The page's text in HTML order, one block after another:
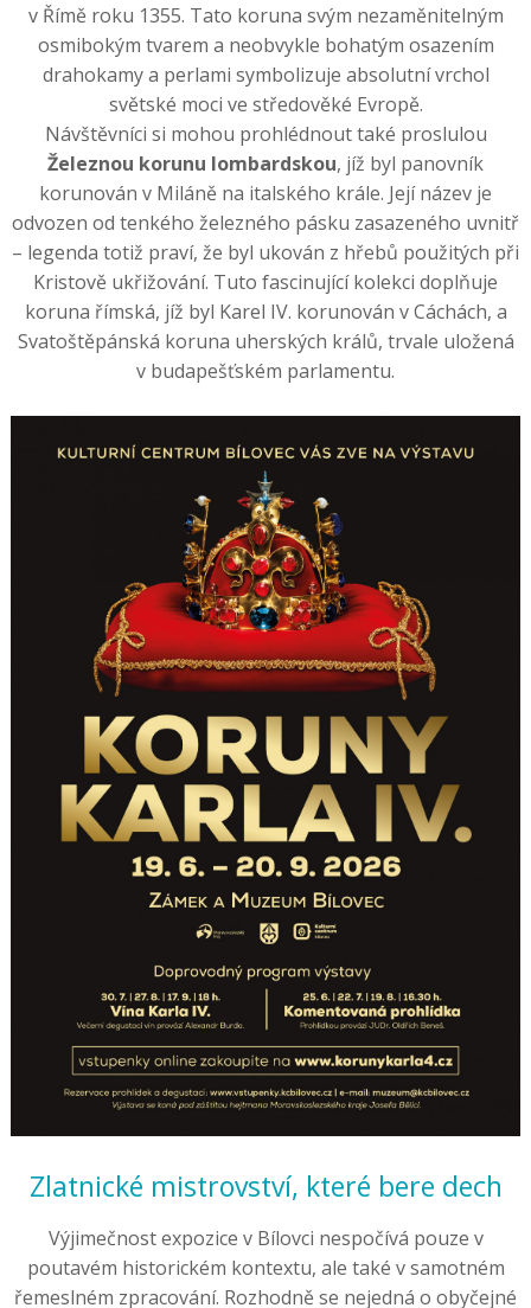
v Římě roku 1355. Tato koruna svým nezaměnitelným
osmibokým tvarem a neobvykle bohatým osazením
drahokamy a perlami symbolizuje absolutní vrchol
světské moci ve středověké Evropě.
Návštěvníci si mohou prohlédnout také proslulou
Železnou korunu lombardskou, jíž byl panovník
korunován v Miláně na italského krále. Její název je
odvozen od tenkého železného pásku zasazeného uvnitř
– legenda totiž praví, že byl ukován z hřebů použitých při
Kristově ukřižování. Tuto fascinující kolekci doplňuje
koruna římská, jíž byl Karel IV. korunován v Cáchách, a
Svatoštěpánská koruna uherských králů, trvale uložená
v budapešťském parlamentu.
Zlatnické mistrovství, které bere dech
Výjimečnost expozice v Bílovci nespočívá pouze v
poutavém historickém kontextu, ale také v samotném
řemeslném zpracování. Rozhodně se nejedná o obyčejné